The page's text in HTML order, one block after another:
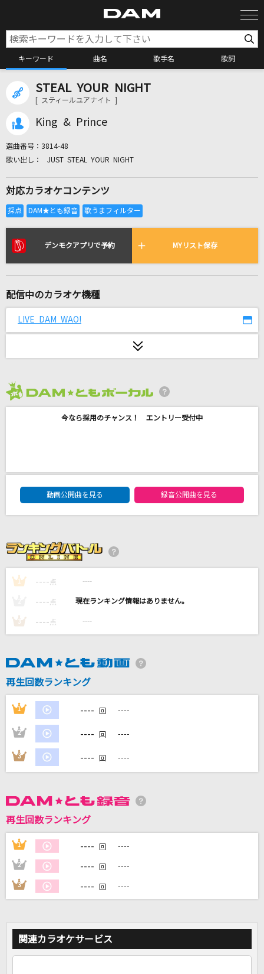
キーワード 曲名 歌手名 歌詞
カラオケ検索
全国りれき
リアルタイムで歌われている曲の一覧
[生音]SISTER
ミスター・ブルースカイ
石川さゆり
アイリス
Real Face
優里
カラオケ最新情報をチェック！
STEAL YOUR NIGHT
[ スティールユアナイト ]
King & Prince
選曲番号： 3814-48
JUST STEAL YOUR NIGHT
対応カラオケコンテンツ
デンモクアプリで予約 MYリスト保存
配信中のカラオケ機種
LIVE DAM WAO!
今なら採用のチャンス！ エントリー受付中
DAM★ともボーカルエントリーランキング
動画公開曲を見る
録音公開曲を見る
1 ---- 点 ----
---- 点 ----
3 ---- 点 ----
再生回数ランキング
1 ---- 回 ----
2 ---- 回 ----
3 ---- 回 ----
再生回数ランキング
1 ---- 回 ----
2 ---- 回 ----
3 ---- 回 ----
関連カラオケサービス